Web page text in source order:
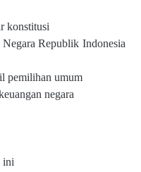
konstitusi
Republik Indonesia
pemilihan umum
negara
ini